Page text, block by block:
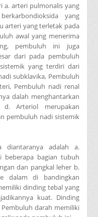
a. arteri pulmonalis yang
yang
arteri yang terletak pada
awal yang menerima
pembuluh ini juga
dari pada pembuluh
yang terdiri dari
subklavika, Pembuluh
Pembuluh nadi renal
dalah menghantarkan
Arteriol merupakan
pembuluh nadi sistemik
diantaranya adalah a.
beberapa bagian tubuh
dan pangkal leher b.
dalam di bandingkan
dinding tebal yang
kuat. Dinding
darah memiliki